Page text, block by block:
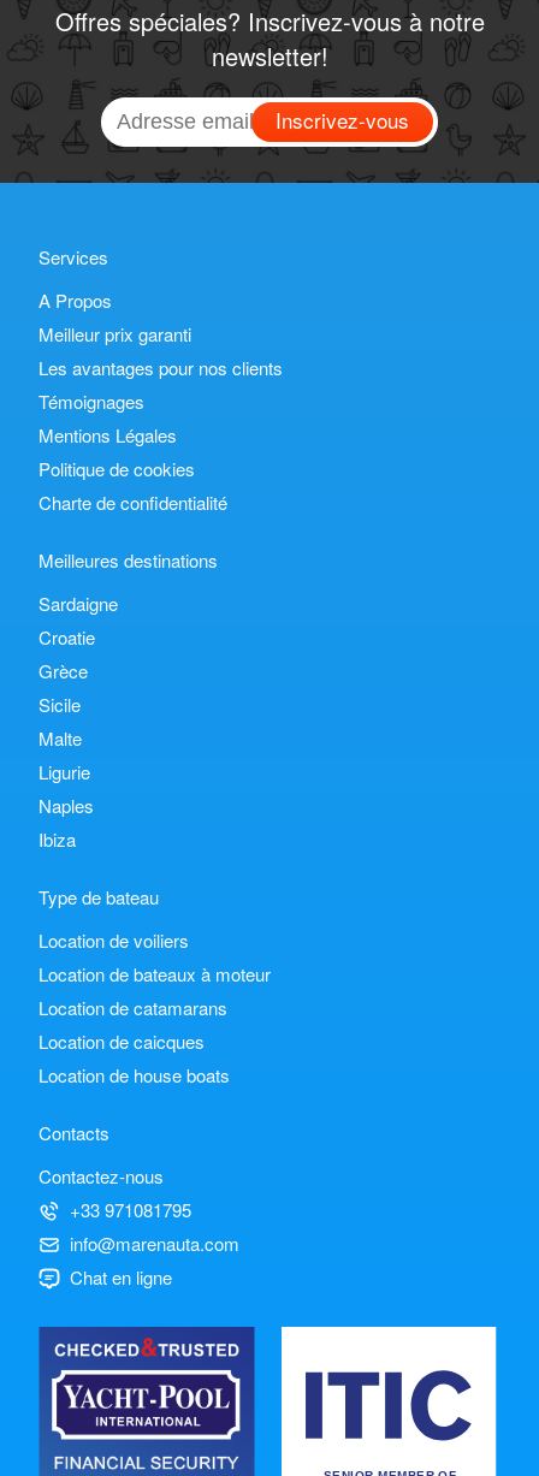
Offres spéciales? Inscrivez-vous à notre
newsletter!
Inscrivez-vous
Services
A Propos
Meilleur prix garanti
Les avantages pour nos clients
Témoignages
Mentions Légales
Politique de cookies
Charte de confidentialité
Meilleures destinations
Sardaigne
Croatie
Grèce
Sicile
Malte
Ligurie
Naples
Ibiza
Type de bateau
Location de voiliers
Location de bateaux à moteur
Location de catamarans
Location de caicques
Location de house boats
Contacts
Contactez-nous
+33 971081795
info@marenauta.com
Chat en ligne